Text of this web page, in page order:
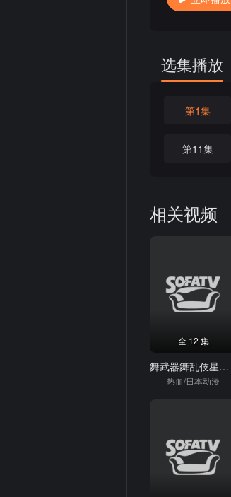
选集播放
第1集
第11集
相关视频
全 12 集
舞武器舞乱伎星之巨人
热血/日本动漫